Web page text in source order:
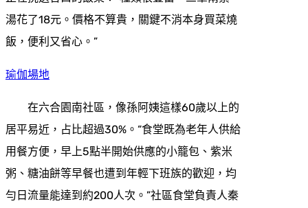
湯花了18元。價格不算貴，關鍵不消本身買菜燒
飯，便利又省心。”
瑜伽場地
在六合園南社區，像孫阿姨這樣60歲以上的
居平易近，占比超過30%。“食堂既為老年人供給
用餐方便，早上5點半開始供應的小籠包、紫米
粥、糖油餅等早餐也遭到年輕下班族的歡迎，均
勻日流量能達到約200人次。”社區食堂負責人秦